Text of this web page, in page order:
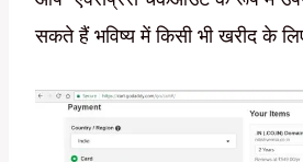
सकते हैं भविष्य में किसी भी खरीद के